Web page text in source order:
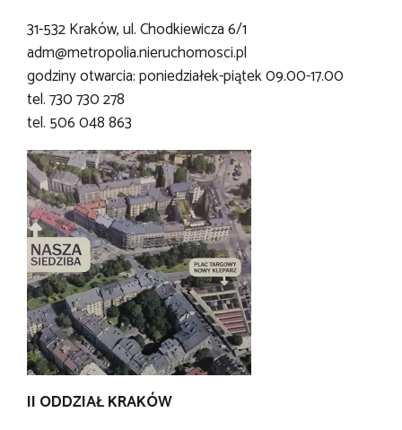
31-532 Kraków, ul. Chodkiewicza 6/1
adm@metropolia.nieruchomosci.pl
godziny otwarcia: poniedziałek-piątek 09.00-17.00
tel. 730 730 278
tel. 506 048 863
II ODDZIAŁ KRAKÓW